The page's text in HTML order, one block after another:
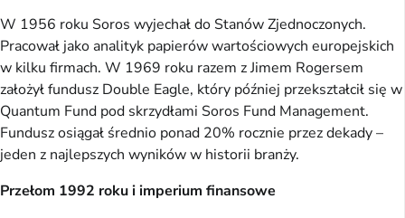
W 1956 roku Soros wyjechał do Stanów Zjednoczonych.
Pracował jako analityk papierów wartościowych europejskich
w kilku firmach. W 1969 roku razem z Jimem Rogersem
założył fundusz Double Eagle, który później przekształcił się w
Quantum Fund pod skrzydłami Soros Fund Management.
Fundusz osiągał średnio ponad 20% rocznie przez dekady –
jeden z najlepszych wyników w historii branży.
Przełom 1992 roku i imperium finansowe